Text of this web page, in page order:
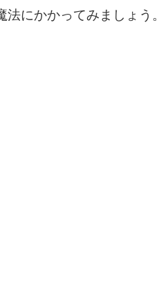
にかかってみましょう。